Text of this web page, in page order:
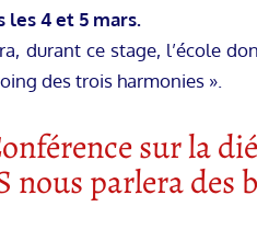
les 4 et 5 mars.
durant ce stage, l’école
des trois harmonies ».
sur la
nous parlera des